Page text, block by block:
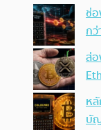
ช่
กว่
ส่
ห
บั